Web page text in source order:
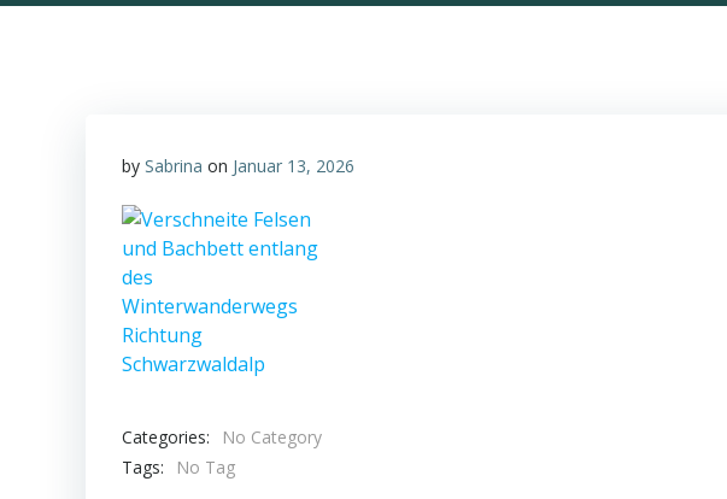
by Sabrina on Januar 13, 2026
Categories:
No Category
Tags:
No Tag